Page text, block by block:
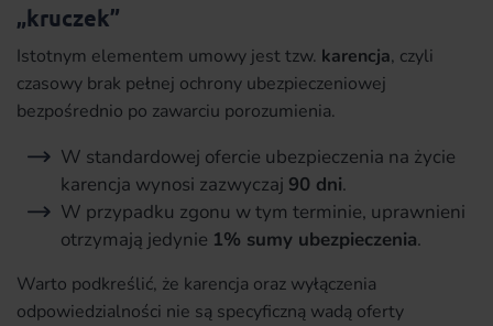
„kruczek”
Istotnym elementem umowy jest tzw. karencja, czyli
czasowy brak pełnej ochrony ubezpieczeniowej
bezpośrednio po zawarciu porozumienia.
W standardowej ofercie ubezpieczenia na życie
karencja wynosi zazwyczaj 90 dni.
W przypadku zgonu w tym terminie, uprawnieni
otrzymają jedynie 1% sumy ubezpieczenia.
Warto podkreślić, że karencja oraz wyłączenia
odpowiedzialności nie są specyficzną wadą oferty